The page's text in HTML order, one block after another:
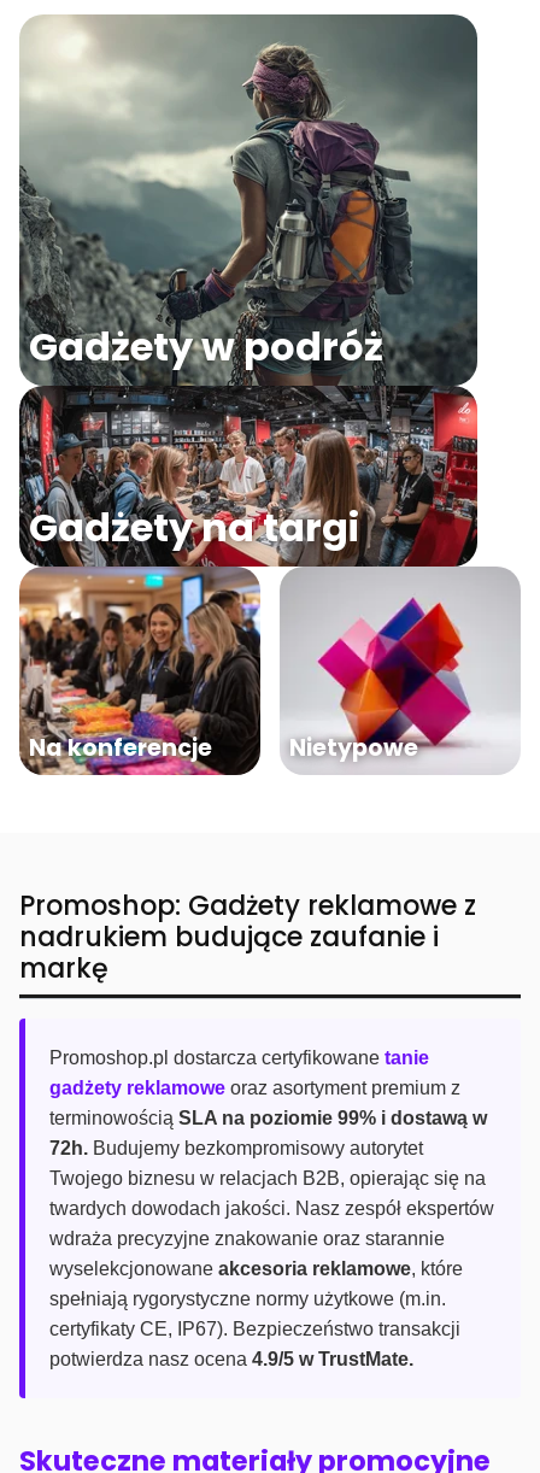
Gadżety w podróż
Gadżety na targi
Na konferencje Nietypowe
Promoshop: Gadżety reklamowe z
nadrukiem budujące zaufanie i
markę
Promoshop.pl dostarcza certyfikowane tanie
gadżety reklamowe oraz asortyment premium z
terminowością SLA na poziomie 99% i dostawą w
72h. Budujemy bezkompromisowy autorytet
Twojego biznesu w relacjach B2B, opierając się na
twardych dowodach jakości. Nasz zespół ekspertów
wdraża precyzyjne znakowanie oraz starannie
wyselekcjonowane akcesoria reklamowe, które
spełniają rygorystyczne normy użytkowe (m.in.
certyfikaty CE, IP67). Bezpieczeństwo transakcji
potwierdza nasz ocena 4.9/5 w TrustMate.
Skuteczne materiały promocyjne